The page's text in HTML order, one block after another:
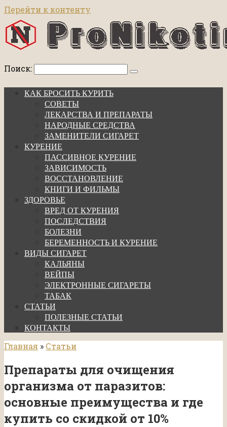
Перейти к контенту
Поиск:
КАК БРОСИТЬ КУРИТЬ
СОВЕТЫ
ЛЕКАРСТВА И ПРЕПАРАТЫ
НАРОДНЫЕ СРЕДСТВА
ЗАМЕНИТЕЛИ СИГАРЕТ
КУРЕНИЕ
ПАССИВНОЕ КУРЕНИЕ
ЗАВИСИМОСТЬ
ВОССТАНОВЛЕНИЕ
КНИГИ И ФИЛЬМЫ
ЗДОРОВЬЕ
ВРЕД ОТ КУРЕНИЯ
ПОСЛЕДСТВИЯ
БОЛЕЗНИ
БЕРЕМЕННОСТЬ И КУРЕНИЕ
ВИДЫ СИГАРЕТ
КАЛЬЯНЫ
ВЕЙПЫ
ЭЛЕКТРОННЫЕ СИГАРЕТЫ
ТАБАК
СТАТЬИ
ПОЛЕЗНЫЕ СТАТЬИ
КОНТАКТЫ
Главная » Статьи
Препараты для очищения
организма от паразитов:
основные преимущества и где
купить со скидкой от 10%